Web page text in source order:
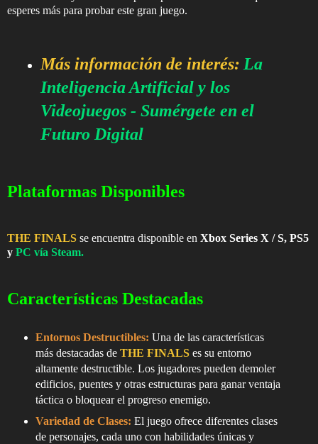
esperes más para probar este gran juego.
Más información de interés: La
Inteligencia Artificial y los
Videojuegos - Sumérgete en el
Futuro Digital
Plataformas Disponibles
THE FINALS se encuentra disponible en Xbox Series X / S, PS5
y PC vía Steam.
Características Destacadas
Entornos Destructibles: Una de las características
más destacadas de THE FINALSes su entorno
altamente destructible. Los jugadores pueden demoler
edificios, puentes y otras estructuras para ganar ventaja
táctica o bloquear el progreso enemigo.
Variedad de Clases: El juego ofrece diferentes clases
de personajes, cada uno con habilidades únicas y